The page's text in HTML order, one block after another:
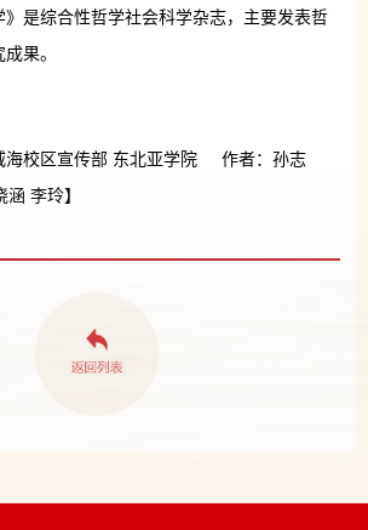
》是综合性哲学社会科学杂志，主要发表哲
果。
海校区宣传部 东北亚学院 作者：孙志
李玲】